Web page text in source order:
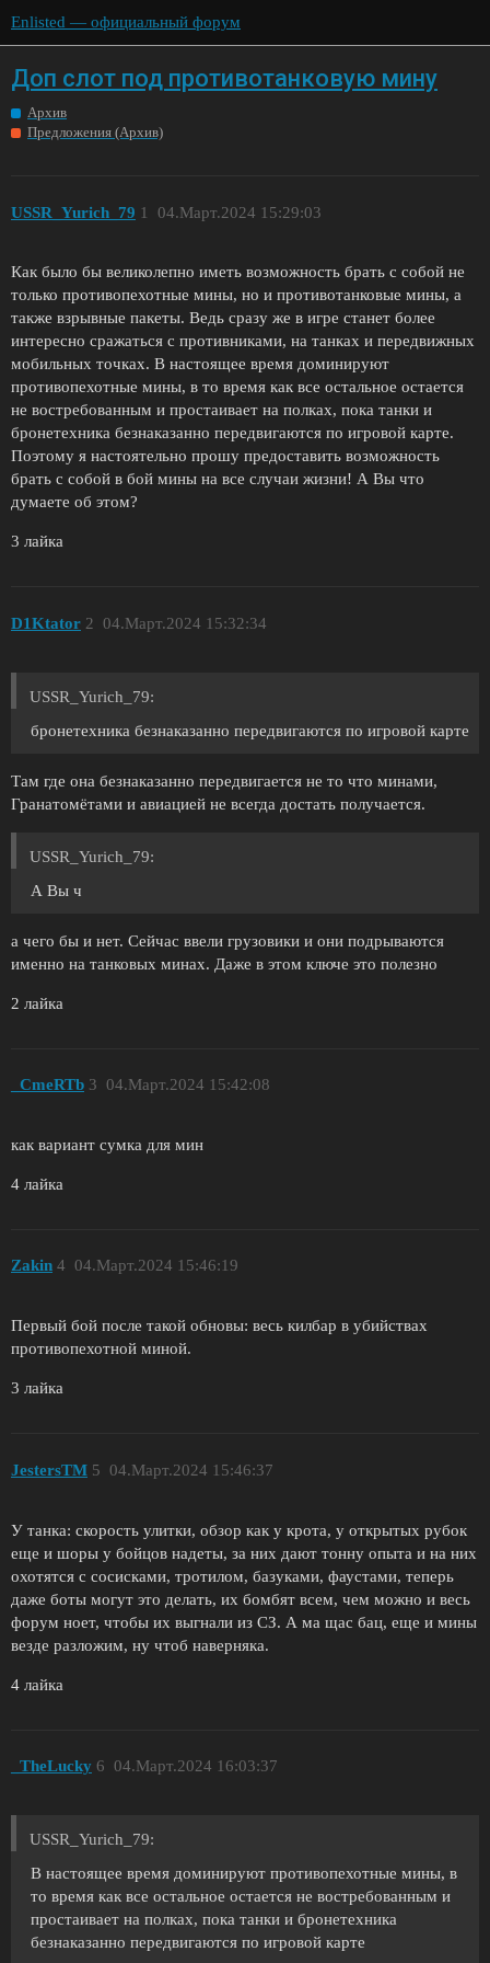
Enlisted — официальный форум
Доп слот под противотанковую мину
Архив
Предложения (Архив)
USSR_Yurich_79 04.Март.2024 15:29:03
1
Как было бы великолепно иметь возможность брать с собой не
только противопехотные мины, но и противотанковые мины, а
также взрывные пакеты. Ведь сразу же в игре станет более
интересно сражаться с противниками, на танках и передвижных
мобильных точках. В настоящее время доминируют
противопехотные мины, в то время как все остальное остается
не востребованным и простаивает на полках, пока танки и
бронетехника безнаказанно передвигаются по игровой карте.
Поэтому я настоятельно прошу предоставить возможность
брать с собой в бой мины на все случаи жизни! А Вы что
думаете об этом?
3 лайка
D1Ktator 04.Март.2024 15:32:34
2
USSR_Yurich_79:
бронетехника безнаказанно передвигаются по игровой карте
Там где она безнаказанно передвигается не то что минами,
Гранатомётами и авиацией не всегда достать получается.
USSR_Yurich_79:
А Вы ч
а чего бы и нет. Сейчас ввели грузовики и они подрываются
именно на танковых минах. Даже в этом ключе это полезно
2 лайка
_CmeRTb 04.Март.2024 15:42:08
3
как вариант сумка для мин
4 лайка
Zakin 04.Март.2024 15:46:19
4
Первый бой после такой обновы: весь килбар в убийствах
противопехотной миной.
3 лайка
JestersTM 04.Март.2024 15:46:37
5
У танка: скорость улитки, обзор как у крота, у открытых рубок
еще и шоры у бойцов надеты, за них дают тонну опыта и на них
охотятся с сосисками, тротилом, базуками, фаустами, теперь
даже боты могут это делать, их бомбят всем, чем можно и весь
форум ноет, чтобы их выгнали из СЗ. А ма щас бац, еще и мины
везде разложим, ну чтоб наверняка.
4 лайка
_TheLucky 04.Март.2024 16:03:37
6
USSR_Yurich_79:
В настоящее время доминируют противопехотные мины, в
то время как все остальное остается не востребованным и
простаивает на полках, пока танки и бронетехника
безнаказанно передвигаются по игровой карте